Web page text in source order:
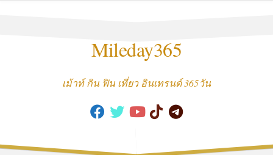
Mileday365
เม้าท์ กิน ฟิน เที่ยว อินเทรนด์ 365วัน